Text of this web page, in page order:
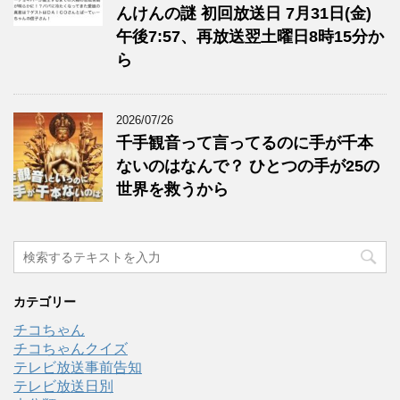
んけんの謎 初回放送日 7月31日(金)
午後7:57、再放送翌土曜日8時15分か
ら
2026/07/26
千手観音って言ってるのに手が千本
ないのはなんで？ ひとつの手が25の
世界を救うから
カテゴリー
チコちゃん
チコちゃんクイズ
テレビ放送事前告知
テレビ放送日別